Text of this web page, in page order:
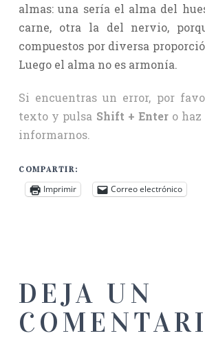
almas: una sería el alma del
carne, otra la del nervio,
compuestos por diversa
Luego el alma no es armonía.
Si encuentras un error, por
texto y pulsa Shift + Enter o haz
informarnos.
COMPARTIR:
Imprimir Correo electrónico
DEJA UN